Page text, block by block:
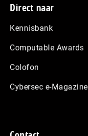
Footer
Direct naar
Kennisbank
Computable Awards
Colofon
Cybersec e-Magazine